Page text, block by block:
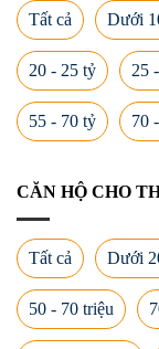
Tất cả Dưới
20 - 25 tỷ 25
55 - 70 tỷ 70
CĂN HỘ CHO
Tất cả Dưới
50 - 70 triệu